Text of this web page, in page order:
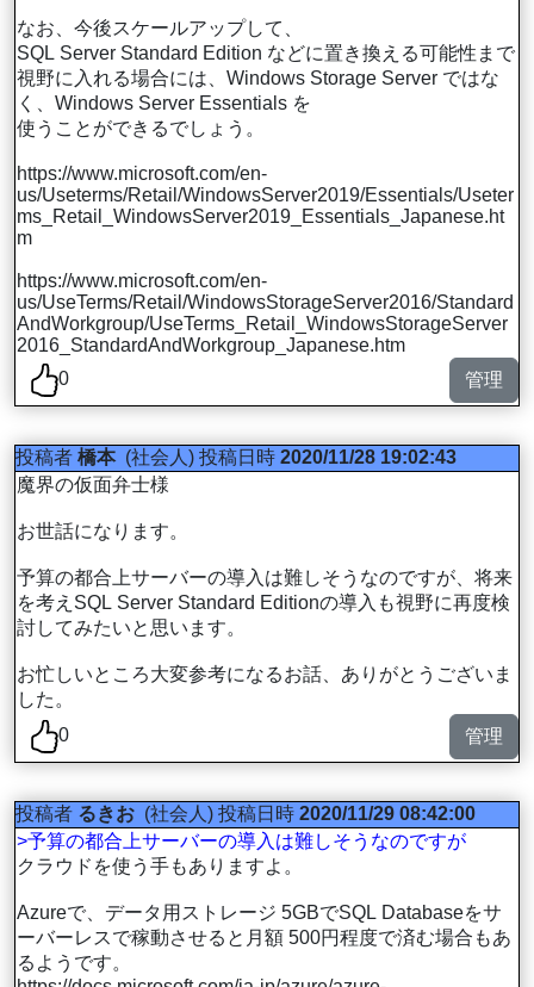
なお、今後スケールアップして、
SQL Server Standard Edition などに置き換える可能性まで
視野に入れる場合には、Windows Storage Server ではな
く、Windows Server Essentials を
使うことができるでしょう。
https://www.microsoft.com/en-
us/Useterms/Retail/WindowsServer2019/Essentials/Useter
ms_Retail_WindowsServer2019_Essentials_Japanese.ht
m
https://www.microsoft.com/en-
us/UseTerms/Retail/WindowsStorageServer2016/Standard
AndWorkgroup/UseTerms_Retail_WindowsStorageServer
2016_StandardAndWorkgroup_Japanese.htm
0
管理
投稿者 橋本(社会人) 投稿日時 2020/11/28 19:02:43
魔界の仮面弁士様
お世話になります。
予算の都合上サーバーの導入は難しそうなのですが、将来
を考えSQL Server Standard Editionの導入も視野に再度検
討してみたいと思います。
お忙しいところ大変参考になるお話、ありがとうございま
した。
0
管理
投稿者 るきお (社会人) 投稿日時 2020/11/29 08:42:00
>予算の都合上サーバーの導入は難しそうなのですが
クラウドを使う手もありますよ。
Azureで、データ用ストレージ 5GBでSQL Databaseをサ
ーバーレスで稼動させると月額 500円程度で済む場合もあ
るようです。